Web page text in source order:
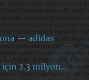
— adidas
için 2.3 milyon…